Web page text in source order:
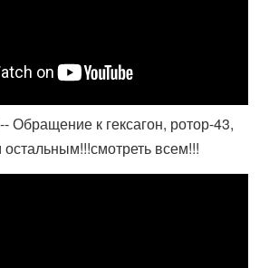
Обращение к гексагон, ротор-43,
остальным!!!смотреть всем!!!